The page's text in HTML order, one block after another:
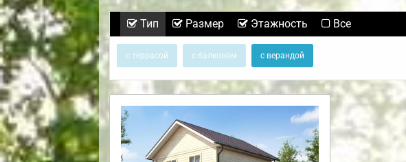
Тип Размер Этажность Все
с террасой с балконом с верандой